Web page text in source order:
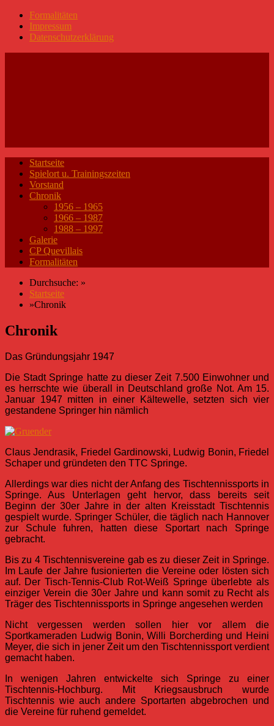
Formalitäten
Impressum
Datenschutzerklärung
Startseite
Spielort u. Trainingszeiten
Vorstand
Chronik
1956 – 1965
1966 – 1987
1988 – 1997
Galerie
CP Quevillais
Formalitäten
Durchsuche: »
Startseite
»Chronik
Chronik
Das Gründungsjahr 1947
Die Stadt Springe hatte zu dieser Zeit 7.500 Einwohner und
es herrschte wie überall in Deutschland große Not. Am 15.
Januar 1947 mitten in einer Kältewelle, setzten sich vier
gestandene Springer hin nämlich
Claus Jendrasik, Friedel Gardinowski, Ludwig Bonin, Friedel
Schaper und gründeten den TTC Springe.
Allerdings war dies nicht der Anfang des Tischtennissports in
Springe. Aus Unterlagen geht hervor, dass bereits seit
Beginn der 30er Jahre in der alten Kreisstadt Tischtennis
gespielt wurde. Springer Schüler, die täglich nach Hannover
zur Schule fuhren, hatten diese Sportart nach Springe
gebracht.
Bis zu 4 Tischtennisvereine gab es zu dieser Zeit in Springe.
Im Laufe der Jahre fusionierten die Vereine oder lösten sich
auf. Der Tisch-Tennis-Club Rot-Weiß Springe überlebte als
einziger Verein die 30er Jahre und kann somit zu Recht als
Träger des Tischtennissports in Springe angesehen werden
Nicht vergessen werden sollen hier vor allem die
Sportkameraden Ludwig Bonin, Willi Borcherding und Heini
Meyer, die sich in jener Zeit um den Tischtennissport verdient
gemacht haben.
In wenigen Jahren entwickelte sich Springe zu einer
Tischtennis-Hochburg. Mit Kriegsausbruch wurde
Tischtennis wie auch andere Sportarten abgebrochen und
die Vereine für ruhend gemeldet.